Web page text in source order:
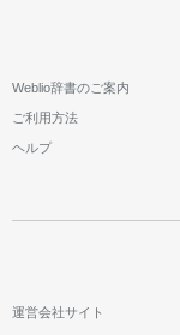
Weblio辞書のご案内
ご利用方法
ヘルプ
運営会社サイト